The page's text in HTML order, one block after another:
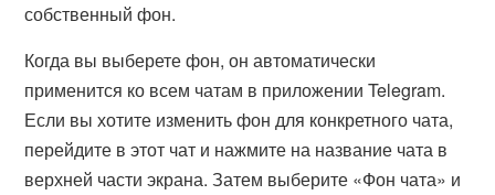
собственный фон.
Когда вы выберете фон, он автоматически
применится ко всем чатам в приложении Telegram.
Если вы хотите изменить фон для конкретного чата,
перейдите в этот чат и нажмите на название чата в
верхней части экрана. Затем выберите «Фон чата» и